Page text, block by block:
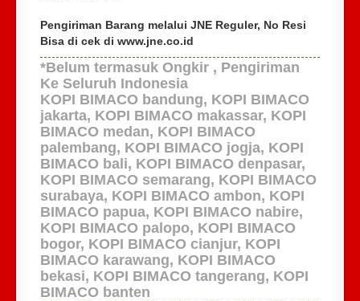
Pengiriman Barang melalui JNE Reguler, No Resi
Bisa di cek di www.jne.co.id
*Belum termasuk Ongkir , Pengiriman
Ke Seluruh Indonesia
KOPI BIMACO bandung, KOPI BIMACO
jakarta, KOPI BIMACO makassar, KOPI
BIMACO medan, KOPI BIMACO
palembang, KOPI BIMACO jogja, KOPI
BIMACO bali, KOPI BIMACO denpasar,
KOPI BIMACO semarang, KOPI BIMACO
surabaya, KOPI BIMACO ambon, KOPI
BIMACO papua, KOPI BIMACO nabire,
KOPI BIMACO palopo, KOPI BIMACO
bogor, KOPI BIMACO cianjur, KOPI
BIMACO karawang, KOPI BIMACO
bekasi, KOPI BIMACO tangerang, KOPI
BIMACO banten